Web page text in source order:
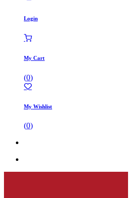
Login
My Cart
(0)
My Wishlist
(0)